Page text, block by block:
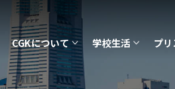
CGKについて 学校生活 プ